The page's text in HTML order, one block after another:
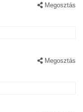
Megosztás
Megosztás